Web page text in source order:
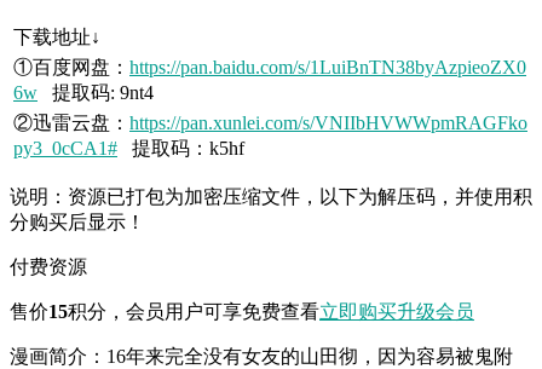
下载地址↓
①百度网盘： https://pan.baidu.com/s/1LuiBnTN38byAzpieoZX0
6w 提取码: 9nt4
②迅雷云盘： https://pan.xunlei.com/s/VNIIbHVWWpmRAGFko
py3_0cCA1# 提取码：k5hf
说明：资源已打包为加密压缩文件，以下为解压码，并使用积
分购买后显示！
付费资源
售价15积分 ，会员用户可享免费查看立即购买升级会员
漫画简介：16年来完全没有女友的山田彻，因为容易被鬼附